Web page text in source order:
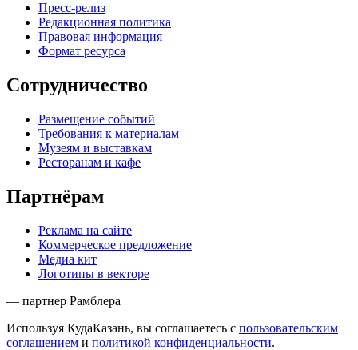
Пресс-релиз
Редакционная политика
Правовая информация
Формат ресурса
Сотрудничество
Размещение событий
Требования к материалам
Музеям и выставкам
Ресторанам и кафе
Партнёрам
Реклама на сайте
Коммерческое предложение
Медиа кит
Логотипы в векторе
— партнер Рамблера
Используя КудаКазань, вы соглашаетесь с пользовательским
соглашением и политикой конфиденциальности.